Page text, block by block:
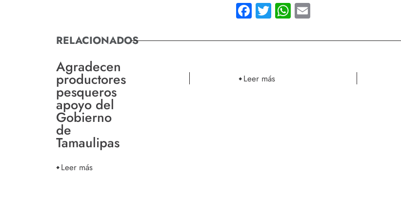
Facebook
TwitterWhatsApp
RELACIONADOS
Agradecen
productores
pesqueros
apoyo del
Gobierno
de
Tamaulipas
Leer más
Leer más